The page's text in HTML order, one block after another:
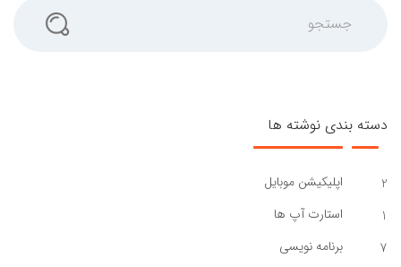
دسته بندی نوشته ها
2
اپلیکیشن موبایل
1
استارت آپ ها
7
برنامه نویسی